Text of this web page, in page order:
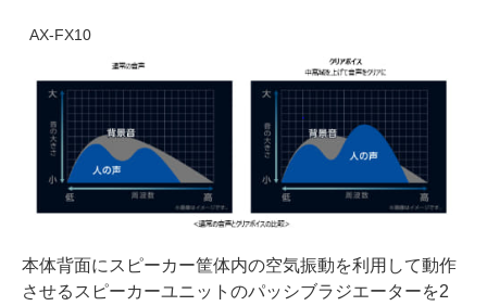
AX-FX10
本体背面にスピーカー筐体内の空気振動を利用して動作
させるスピーカーユニットのパッシブラジエーターを2